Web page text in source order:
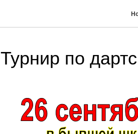
Турнир по дартс